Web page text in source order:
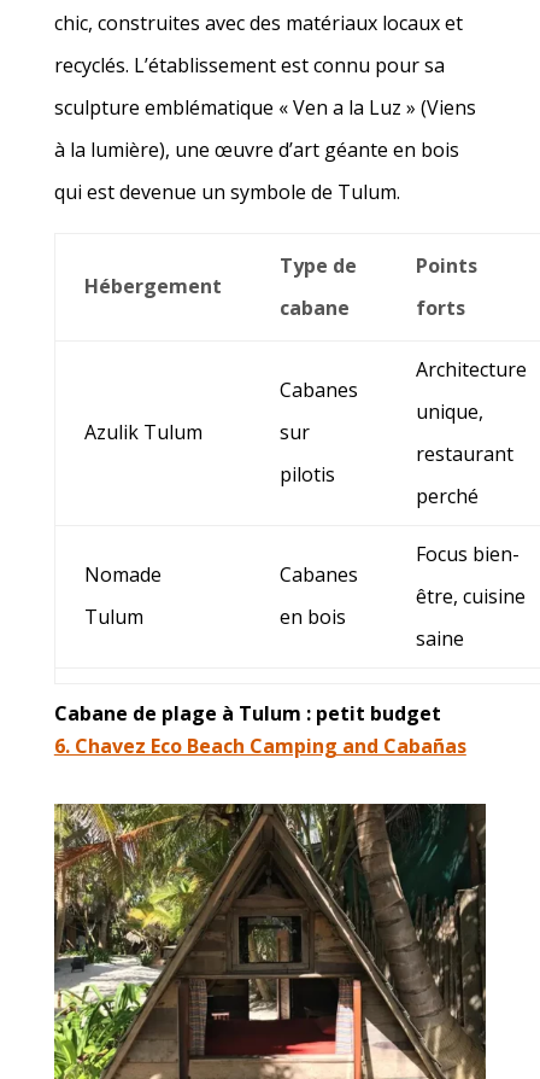
chic, construites avec des matériaux locaux et
recyclés. L’établissement est connu pour sa
sculpture emblématique « Ven a la Luz » (Viens
à la lumière), une œuvre d’art géante en bois
qui est devenue un symbole de Tulum.
Hébergement
Type de
cabane
Points
forts
Azulik Tulum
Cabanes
sur
pilotis
Architecture
unique,
restaurant
perché
Nomade
Tulum
Cabanes
en bois
Focus bien-
être, cuisine
saine
Cabane de plage à Tulum : petit budget
6. Chavez Eco Beach Camping and Cabañas